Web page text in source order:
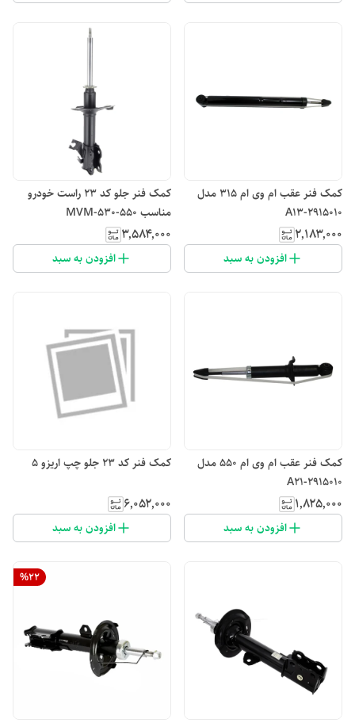
کمک فنر عقب ام وی ام 315 مدل
A13-2915010
۲٬۱۸۳٬۰۰۰
افزودن به سبد
کمک فنر جلو کد ۲۳ راست خودرو
مناسب MVM-530-550
۳٬۵۸۴٬۰۰۰
افزودن به سبد
کمک فنر عقب ام وی ام 550 مدل
A21-2915010
۱٬۸۲۵٬۰۰۰
افزودن به سبد
کمک فنر کد ۲۳ جلو چپ اریزو ۵
۶٬۰۵۲٬۰۰۰
افزودن به سبد
%22